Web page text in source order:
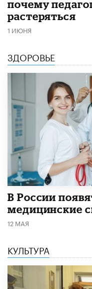
почему
растеряться
1 ИЮНЯ
ЗДОРОВЬЕ
В России
медицинские
12 МАЯ
КУЛЬТУРА